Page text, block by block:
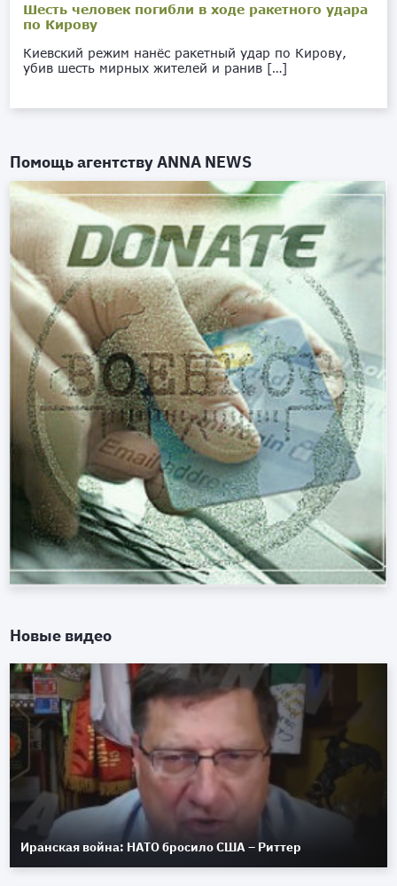
Шесть человек погибли в ходе ракетного удара
по Кирову
Киевский режим нанёс ракетный удар по Кирову,
убив шесть мирных жителей и ранив […]
Помощь агентствуANNA NEWS
Новые видео
Иранская война: НАТО бросило США – Риттер